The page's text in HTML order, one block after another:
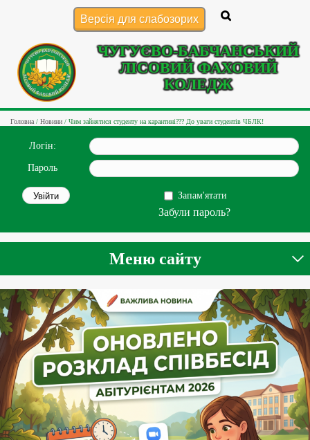
ЧУГУЄВО-БАБЧАНСЬКИЙ
ЛІСОВИЙ ФАХОВИЙ
КОЛЕДЖ
Версія для слабозорих
Головна / Новини / Чим зайнятися студенту на карантині??? До уваги студентів ЧБЛК!
Логін:
Пароль
Запам'ятати
Забули пароль?
Меню сайту